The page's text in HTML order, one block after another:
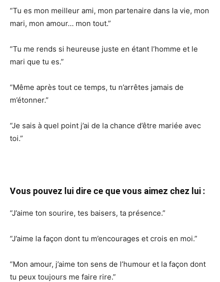
“Tu es mon meilleur ami, mon partenaire dans la vie, mon
mari, mon amour… mon tout.”
“Tu me rends si heureuse juste en étant l’homme et le
mari que tu es.”
“Même après tout ce temps, tu n’arrêtes jamais de
m’étonner.”
“Je sais à quel point j’ai de la chance d’être mariée avec
toi.”
Vous pouvez lui dire ce que vous aimez chez lui :
“J’aime ton sourire, tes baisers, ta présence.”
“J’aime la façon dont tu m’encourages et crois en moi.”
“Mon amour, j’aime ton sens de l’humour et la façon dont
tu peux toujours me faire rire.”